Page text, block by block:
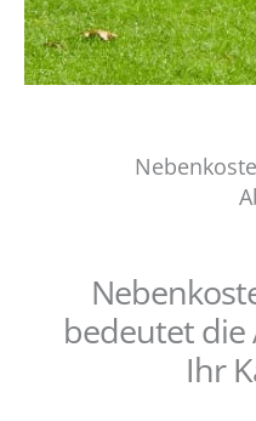
bedeutet
Ihr